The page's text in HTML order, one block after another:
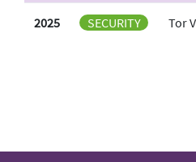
2025 SECURITY Tor